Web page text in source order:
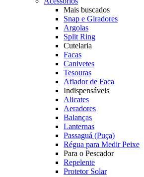
Mais buscados
Snap e Giradores
Argolas
Split Ring
Cutelaria
Facas
Canivetes
Tesouras
Afiador de Faca
Indispensáveis
Alicates
Aeradores
Balanças
Lanternas
Passaguá (Puça)
Régua para Medir Peixe
Para o Pescador
Repelente
Protetor Solar